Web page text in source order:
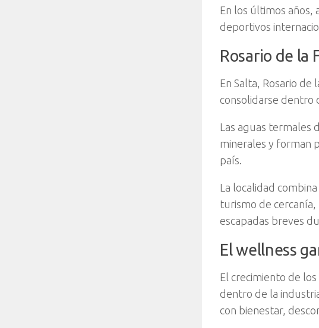
En los últimos
deportivos
Rosario de la
En Salta, Rosario
consolidarse dentro
Las aguas termales
minerales y forman
país.
La localidad
turismo de
escapadas breves
El wellness
El crecimiento de
dentro de la
con bienestar,